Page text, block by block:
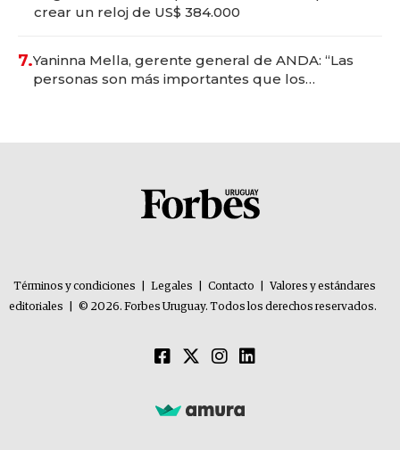
crear un reloj de US$ 384.000
7.Yaninna Mella, gerente general de ANDA: “Las
personas son más importantes que los
Términos y condiciones Legales Contacto
Valores y estándares
editoriales
© 2026. Forbes Uruguay. Todos los derechos reservados.